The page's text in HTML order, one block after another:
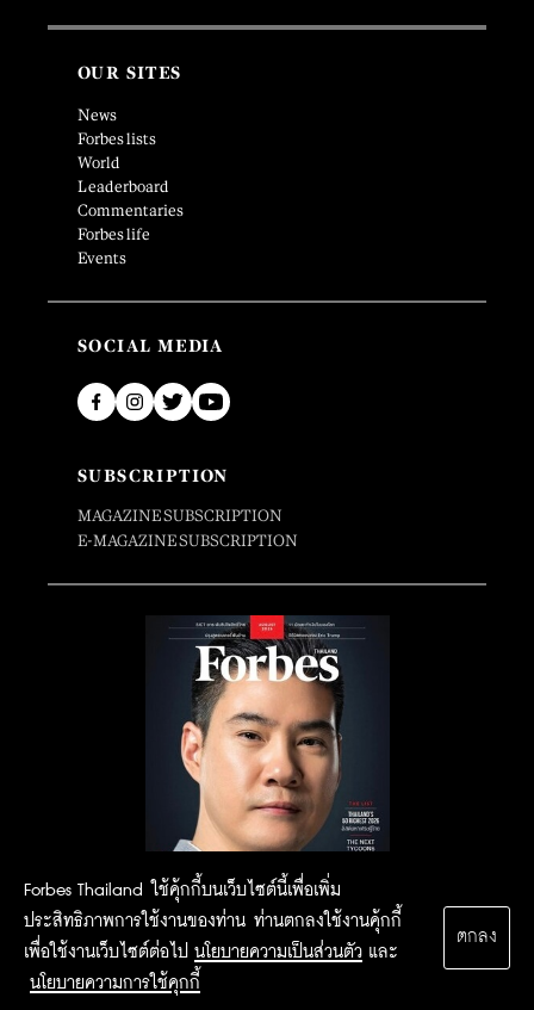
Forbes Thailand ใช้คุ้กกี้บนเว็บไซต์นี้เพื่อเพิ่ม
ประสิทธิภาพการใช้งานของท่าน ท่านตกลงใช้งานคุ้กกี้
เพื่อใช้งานเว็บไซต์ต่อไป นโยบายความเป็นส่วนตัว และ
นโยบายความการใช้คุกกี้
ตกลง
OUR SITES
News
Forbes lists
World
Leaderboard
Commentaries
Forbes life
Events
SOCIAL MEDIA
SUBSCRIPTION
MAGAZINE SUBSCRIPTION
E-MAGAZINE SUBSCRIPTION
2015 Forbesthailand.com ALL RIGHTS RESERVED